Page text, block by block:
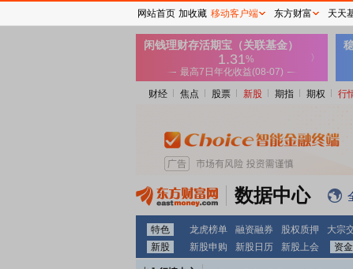
财经 焦点 股票 新股 期指 期权 行
数据中心
特色 龙虎榜单 融资融券 股权质押 大宗
新股
新股申购 新股日历 新股上会 资金
网站首页 加收藏 移动客户端 东方财富 天天